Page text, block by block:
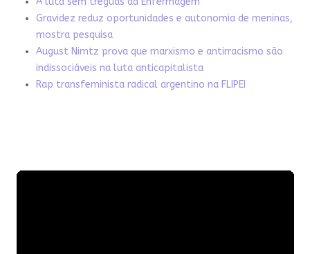
Gravidez reduz oportunidades e autonomia de meninas,
mostra pesquisa
August Nimtz prova que marxismo e antirracismo são
indissociáveis na luta anticapitalista
Rap transfeminista radical argentino na FLIPEI